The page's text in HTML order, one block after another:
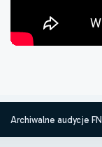
Archiwalne audycje FN